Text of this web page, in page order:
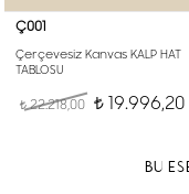
Ç001
Çerçevesiz Kanvas KALP HAT
TABLOSU
t22.218,00 t 19.996,20
BU